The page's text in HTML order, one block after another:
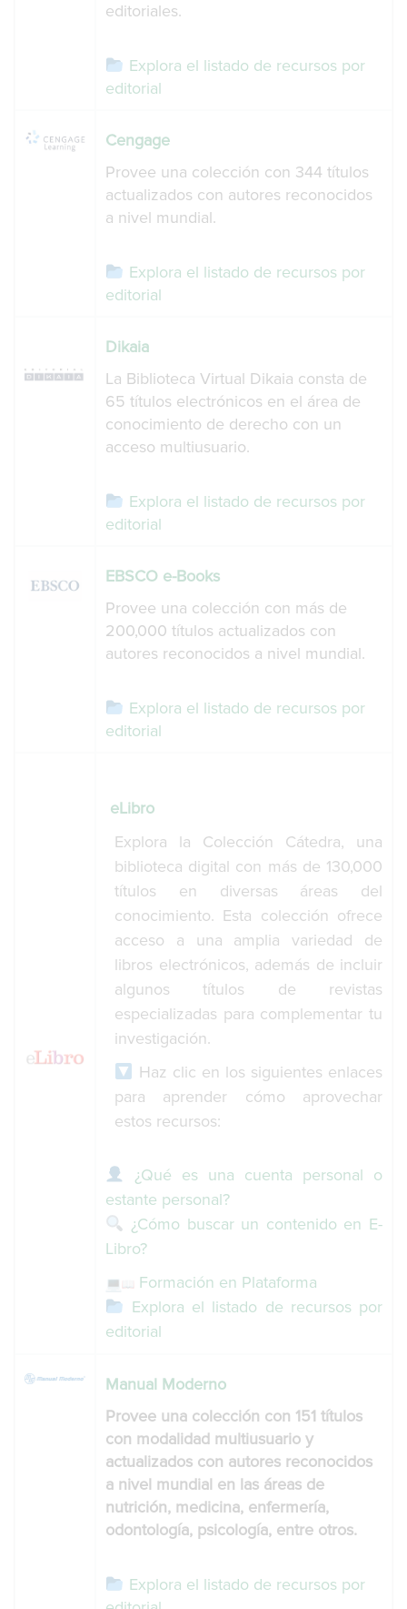
editoriales.
Explora el listado de recursos por
editorial
Cengage
Provee una colección con 344 títulos
actualizados con autores reconocidos
a nivel mundial.
Explora el listado de recursos por
editorial
Dikaia
La Biblioteca Virtual Dikaia consta de
65 títulos electrónicos en el área de
conocimiento de derecho con un
acceso multiusuario.
Explora el listado de recursos por
editorial
EBSCO e-Books
Provee una colección con más de
200,000 títulos actualizados con
autores reconocidos a nivel mundial.
Explora el listado de recursos por
editorial
eLibro
Explora la Colección Cátedra, una
biblioteca digital con más de 130,000
títulos en diversas áreas del
conocimiento. Esta colección ofrece
acceso a una amplia variedad de
libros electrónicos, además de incluir
algunos títulos de revistas
especializadas para complementar tu
investigación.
Haz clic en los siguientes enlaces
para aprender cómo aprovechar
estos recursos:
¿Qué es una cuenta personal o
estante personal?
¿Cómo buscar un contenido en E-
Libro?
Formación en Plataforma
Explora el listado de recursos por
editorial
Manual Moderno
Provee una colección con 151 títulos
con modalidad multiusuario y
actualizados con autores reconocidos
a nivel mundial en las áreas de
nutrición, medicina, enfermería,
odontología, psicología, entre otros.
Explora el listado de recursos por